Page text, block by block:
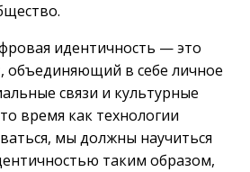
идентичность — это
объединяющий в себе личное
связи и культурные
время как технологии
мы должны научиться
таким образом,